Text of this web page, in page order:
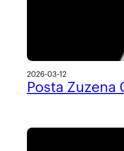
2026-03-12
Posta Zuzena